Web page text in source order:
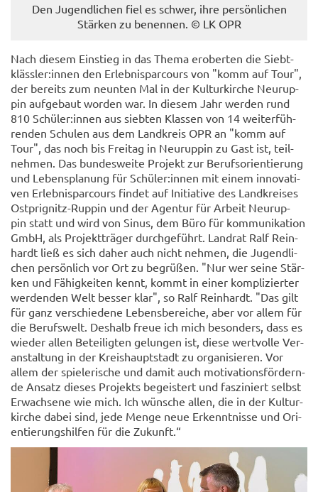
Den Ju­gend­li­chen fiel es schwer, ihre per­sön­li­chen
Stär­ken zu be­nen­nen. © LK OPR
Nach die­sem Ein­stieg in das Thema er­ober­ten die Siebt­
kläss­ler:innen den Er­leb­nis­par­cours von "komm auf Tour",
der be­reits zum neun­ten Mal in der Kul­tur­kir­che Neu­rup­
pin auf­ge­baut wor­den war. In die­sem Jahr wer­den rund
810 Schü­ler:innen aus sieb­ten Klas­sen von 14 wei­ter­füh­
ren­den Schu­len aus dem Land­kreis OPR an "komm auf
Tour", das noch bis Frei­tag in Neu­rup­pin zu Gast ist, teil­
neh­men. Das bun­des­wei­te Pro­jekt zur Be­rufs­ori­en­tie­rung
und Le­bens­pla­nung für Schü­ler:innen mit einem in­no­va­ti­
ven Er­leb­nis­par­cours fin­det auf In­itia­ti­ve des Land­krei­ses
Ostprignitz-​Ruppin und der Agen­tur für Ar­beit Neu­rup­
pin statt und wird von Sinus, dem Büro für kom­mu­ni­ka­ti­on
GmbH, als Pro­jekt­trä­ger durch­ge­führt. Land­rat Ralf Rein­
hardt ließ es sich daher auch nicht neh­men, die Ju­gend­li­
chen per­sön­lich vor Ort zu be­grü­ßen. "Nur wer seine Stär­
ken und Fä­hig­kei­ten kennt, kommt in einer kom­pli­zier­ter
wer­den­den Welt bes­ser klar", so Ralf Rein­hardt. "Das gilt
für ganz ver­schie­de­ne Le­bens­be­rei­che, aber vor allem für
die Be­rufs­welt. Des­halb freue ich mich be­son­ders, dass es
wie­der allen Be­tei­lig­ten ge­lun­gen ist, diese wert­vol­le Ver­
an­stal­tung in der Kreis­haupt­stadt zu or­ga­ni­sie­ren. Vor
allem der spie­le­ri­sche und damit auch mo­ti­va­ti­ons­för­dern­
de An­satz die­ses Pro­jekts be­geis­tert und fas­zi­niert selbst
Er­wach­se­ne wie mich. Ich wün­sche allen, die in der Kul­tur­
kir­che dabei sind, jede Menge neue Er­kennt­nis­se und Ori­
en­tie­rungs­hil­fen für die Zu­kunft.“